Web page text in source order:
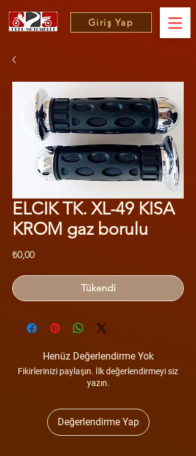
Giriş Yap
ELCIK TK. XL-49 KISA
KROM gaz borulu
₺0,00Fiyat
Tükendi
Henüz Değerlendirme Yok
Fikirlerinizi paylaşın. İlk değerlendirmeyi siz
yazın.
Değerlendirme Yap